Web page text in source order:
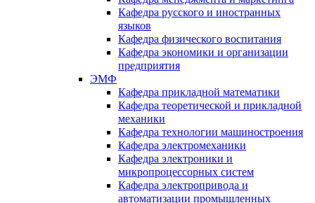
Кафедра русского и иностранных
языков
Кафедра физического воспитания
Кафедра экономики и организации
предприятия
ЭМФ
Кафедра прикладной математики
Кафедра теоретической и прикладной
механики
Кафедра технологии машиностроения
Кафедра электромеханики
Кафедра электроники и
микропроцессорных систем
Кафедра электропривода и
автоматизации промышленных